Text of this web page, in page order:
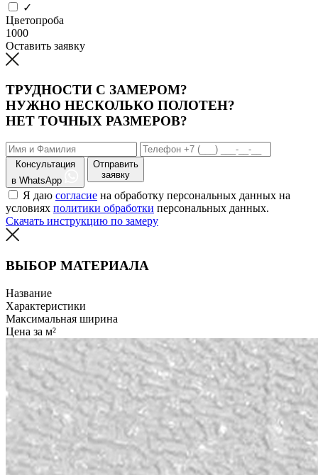
✓
Цветопроба
1000
Оставить заявку
ТРУДНОСТИ С ЗАМЕРОМ?
НУЖНО НЕСКОЛЬКО ПОЛОТЕН?
НЕТ ТОЧНЫХ РАЗМЕРОВ?
Консультация
в WhatsApp
Отправить
заявку
Я даю согласие на обработку персональных данных на
условиях политики обработки персональных данных.
Скачать инструкцию по замеру
ВЫБОР МАТЕРИАЛА
Название
Характеристики
Максимальная ширина
Цена за м²